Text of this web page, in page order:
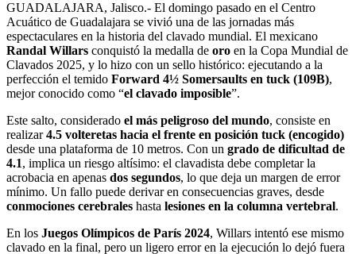
GUADALAJARA, Jalisco.- El domingo pasado en el Centro
Acuático de Guadalajara se vivió una de las jornadas más
espectaculares en la historia del clavado mundial. El mexicano
Randal Willars conquistó la medalla de oro en la Copa Mundial de
Clavados 2025, y lo hizo con un sello histórico: ejecutando a la
perfección el temido Forward 4½ Somersaults en tuck (109B),
mejor conocido como “el clavado imposible”.
Este salto, considerado el más peligroso del mundo, consiste en
realizar4.5 volteretas hacia el frente en posición tuck (encogido)
desde una plataforma de 10 metros. Con un grado de dificultad de
4.1, implica un riesgo altísimo: el clavadista debe completar la
acrobacia en apenas dos segundos, lo que deja un margen de error
mínimo. Un fallo puede derivar en consecuencias graves, desde
conmociones cerebrales hasta lesiones en la columna vertebral.
En los Juegos Olímpicos de París 2024, Willars intentó ese mismo
clavado en la final, pero un ligero error en la ejecución lo dejó fuera